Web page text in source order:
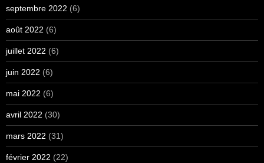
septembre 2022 (6)
août 2022 (6)
juillet 2022 (6)
juin 2022 (6)
mai 2022 (6)
avril 2022 (30)
mars 2022 (31)
février 2022 (22)